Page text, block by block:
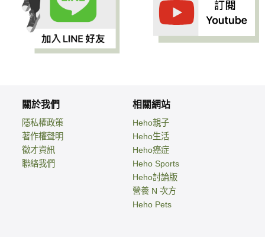
關於我們
隱私權政策
著作權聲明
徵才資訊
聯絡我們
相關網站
Heho親子
Heho生活
Heho癌症
Heho Sports
Heho討論版
營養 N 次方
Heho Pets